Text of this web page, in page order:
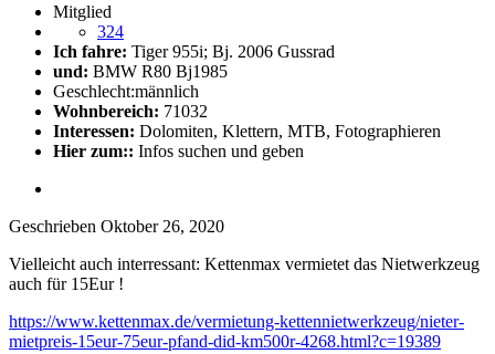
Mitglied
324
Ich fahre: Tiger 955i; Bj. 2006 Gussrad
und: BMW R80 Bj1985
Geschlecht:männlich
Wohnbereich: 71032
Interessen: Dolomiten, Klettern, MTB, Fotographieren
Hier zum:: Infos suchen und geben
Geschrieben Oktober 26, 2020
Vielleicht auch interressant: Kettenmax vermietet das Nietwerkzeug
auch für 15Eur !
https://www.kettenmax.de/vermietung-kettennietwerkzeug/nieter-
mietpreis-15eur-75eur-pfand-did-km500r-4268.html?c=19389